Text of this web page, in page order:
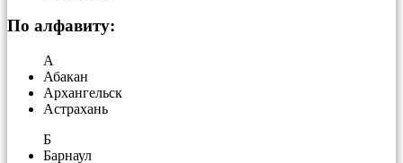
По алфавиту:
А
Абакан
Архангельск
Астрахань
Б
Барнаул